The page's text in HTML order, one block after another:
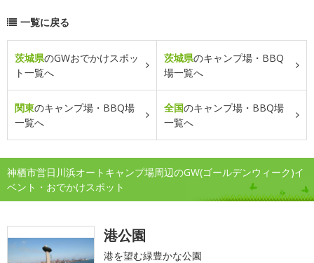
一覧に戻る
茨城県のGWおでかけスポッ
ト一覧へ
茨城県のキャンプ場・BBQ
場一覧へ
関東のキャンプ場・BBQ場
一覧へ
全国のキャンプ場・BBQ場
一覧へ
神栖市営日川浜オートキャンプ場周辺のGW(ゴールデンウィーク)イ
ベント・おでかけスポット
港公園
港を望む緑豊かな公園